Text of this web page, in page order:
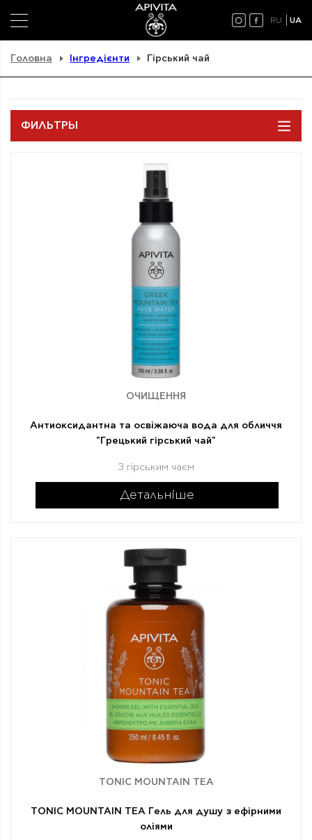
RU UA
Головна Інгредієнти Гірський чай
ФИЛЬТРЫ
ОЧИЩЕННЯ
Антиоксидантна та освіжаюча вода для обличчя
"Грецький гірський чай"
З гірським чаєм
Детальніше
TONIC MOUNTAIN TEA
TONIC MOUNTAIN TEA Гель для душу з ефірними
оліями